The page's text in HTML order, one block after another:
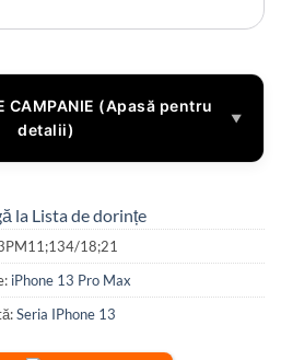
CAMPANIE (Apasă pentru
detalii)
▼
la Lista de dorințe
18;21
iPhone 13 Pro Max
Seria IPhone 13